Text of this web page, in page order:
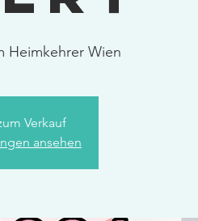
Heimkehrer Wien
Verkauf
ansehen